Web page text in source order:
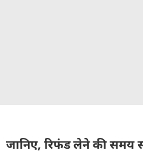
जानिए, रिफंड लेने की समय